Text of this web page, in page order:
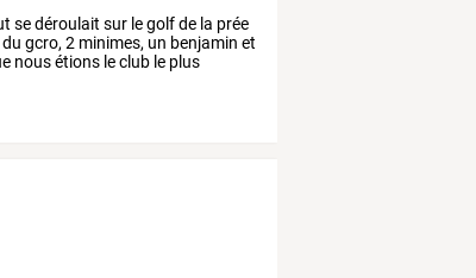
sedéroulait sur legolfde la prée
du gcro, 2 minimes, un benjamin et
nousétions leclub le plus